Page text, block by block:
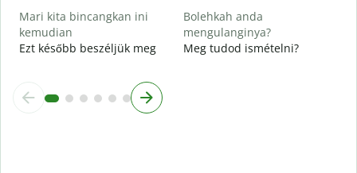
Mari kita bincangkan ini
kemudian
Ezt később beszéljük meg
Bolehkah anda
mengulanginya?
Meg tudod ismételni?